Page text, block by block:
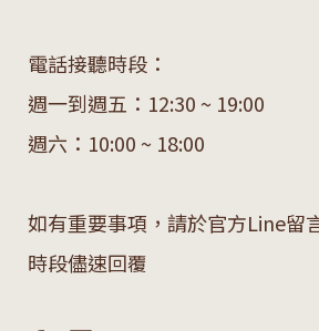
電話接聽時段：
週一到週五：12:30 ~ 19:00
週六：10:00 ~ 18:00
如有重要事項，請於官方Line留
時段儘速回覆